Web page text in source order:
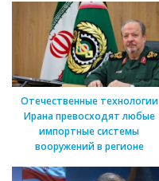
Отечественные технологии
Ирана превосходят любые
импортные системы
вооружений в регионе